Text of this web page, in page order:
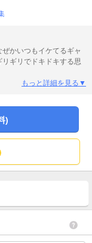
かいつもイケてるギャ
ギリでドキドキする思
もっと詳細を見る▼
)